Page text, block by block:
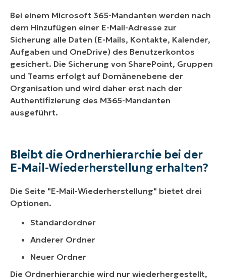
Bei einem Microsoft 365-Mandanten werden nach
dem Hinzufügen einer E-Mail-Adresse zur
Sicherung alle Daten (E-Mails, Kontakte, Kalender,
Aufgaben und OneDrive) des Benutzerkontos
gesichert. Die Sicherung von SharePoint, Gruppen
und Teams erfolgt auf Domänenebene der
Organisation und wird daher erst nach der
Authentifizierung des M365-Mandanten
ausgeführt.
Bleibt die Ordnerhierarchie bei der
E-Mail-Wiederherstellung erhalten?
Die Seite "E-Mail-Wiederherstellung" bietet drei
Optionen.
Standardordner
Anderer Ordner
Neuer Ordner
Die Ordnerhierarchie wird nur wiederhergestellt,